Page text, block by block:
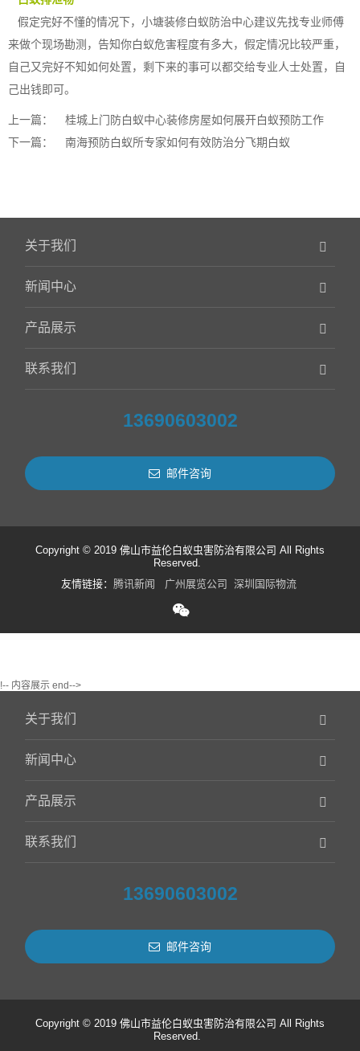
假定完好不懂的情况下，小塘装修白蚁防治中心建议先找专业师傅
来做个现场勘测，告知你白蚁危害程度有多大，假定情况比较严重，
自己又完好不知如何处置，剩下来的事可以都交给专业人士处置，自
己出钱即可。
上一篇：
桂城上门防白蚁中心装修房屋如何展开白蚁预防工作
下一篇：
南海预防白蚁所专家如何有效防治分飞期白蚁
关于我们
新闻中心
产品展示
联系我们
13690603002
邮件咨询
Copyright © 2019 佛山市益伦白蚁虫害防治有限公司 All Rights
Reserved.
友情链接： 腾讯新闻 广州展览公司 深圳国际物流
!-- 内容展示 end-->
关于我们
新闻中心
产品展示
联系我们
13690603002
邮件咨询
Copyright © 2019 佛山市益伦白蚁虫害防治有限公司 All Rights
Reserved.